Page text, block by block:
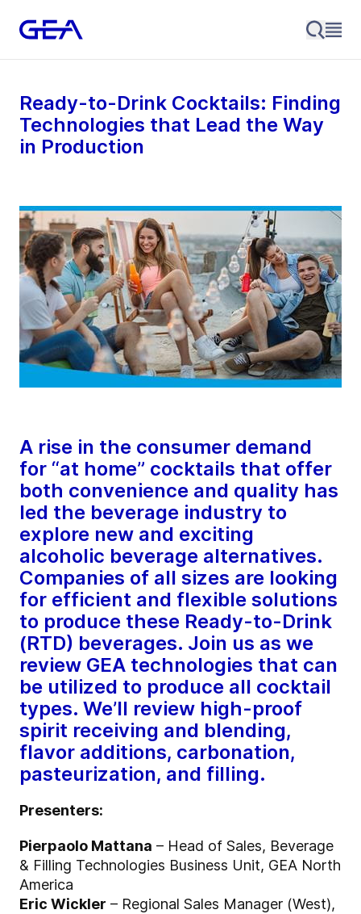
Ready-to-Drink Cocktails: Finding
Technologies that Lead the Way
in Production
A rise in the consumer demand
for “at home” cocktails that offer
both convenience and quality has
led the beverage industry to
explore new and exciting
alcoholic beverage alternatives.
Companies of all sizes are looking
for efficient and flexible solutions
to produce these Ready-to-Drink
(RTD) beverages. Join us as we
review GEA technologies that can
be utilized to produce all cocktail
types. We’ll review high-proof
spirit receiving and blending,
flavor additions, carbonation,
pasteurization, and filling.
Presenters:
Pierpaolo Mattana – Head of Sales, Beverage
& Filling Technologies Business Unit, GEA North
America
Eric Wickler – Regional Sales Manager (West),